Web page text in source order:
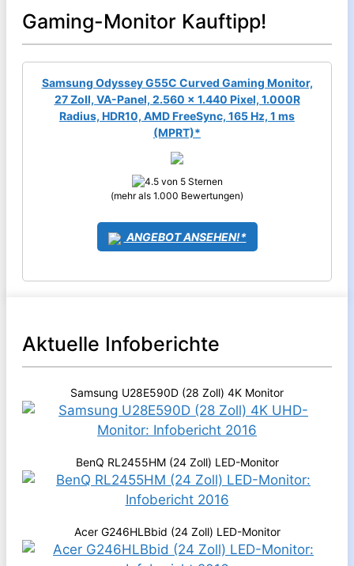
Gaming-Monitor Kauftipp!
Samsung Odyssey G55C Curved Gaming Monitor,
27 Zoll, VA-Panel, 2.560 x 1.440 Pixel, 1.000R
Radius, HDR10, AMD FreeSync, 165 Hz, 1 ms
(MPRT)*
(mehr als 1.000 Bewertungen)
ANGEBOT ANSEHEN!*
Aktuelle Infoberichte
Samsung U28E590D (28 Zoll) 4K Monitor
BenQ RL2455HM (24 Zoll) LED-Monitor
Acer G246HLBbid (24 Zoll) LED-Monitor